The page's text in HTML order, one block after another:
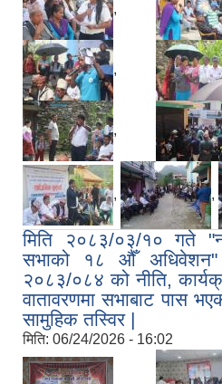
,
,
,
, ,
मिति २०८३/०३/१० गते
सभाको १८ औँ
२०८३/०८४ को नीति,
वातावरणमा सभाबाट पास
सामुहिक तस्विर |
मिति: 06/24/2026 - 16:02